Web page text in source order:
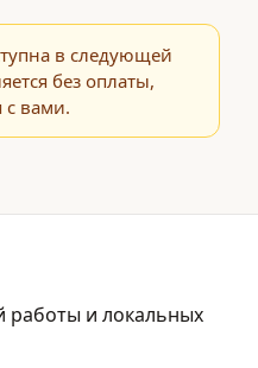
в следующей
без оплаты,
с вами.
работы и локальных